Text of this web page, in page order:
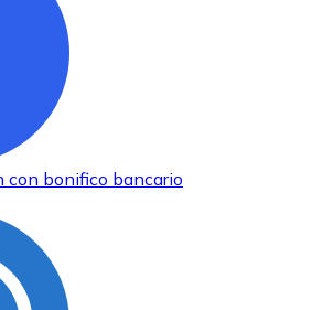
con bonifico bancario